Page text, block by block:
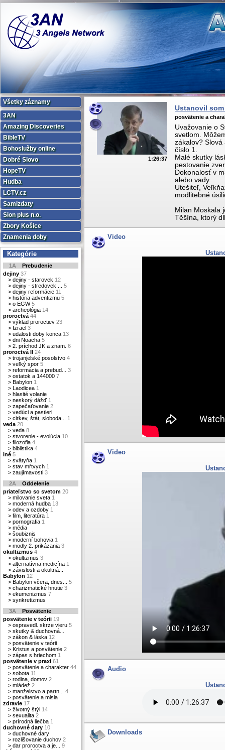
Všetky záznamy
3AN
Amazing Discoveries
BibleTV
Bohoslužby online
Dobré Slovo
HopeTV
Hudba
LCTV.cz
Samizdaty
Sion plus n.o.
Zbory Košice
Znamenia doby
Kategórie
1A Prebudenie
dejiny 37
> dejiny - starovek 12
> dejiny - stredovek ...
5
> dejiny reformácie 11
> história adventizmu 5
> o EGW 5
> archeológia 14
proroctvá 44
> výklad proroctiev 23
> Izrael 3
> udalosti doby konca 13
> dni Noacha 5
> 2. príchod JK a znam. 6
proroctvá II 24
> trojanjelské posolstvo 4
> veľký spor 5
> reformácia a prebud...
3
> ostatok a 144000 7
> Babylon 1
> Laodicea 1
> hlasité volanie
> neskorý dážď 1
> zapečaťovanie 2
> vedúci a pastieri
> cirkev, štát, sloboda...
1
veda 20
> veda 8
> stvorenie - evolúcia 10
> filozofia 4
> biblistika 4
iné 5
> svätyňa 1
> stav mŕtvych 1
> zaujímavosti 3
2A Oddelenie
priateľstvo so svetom 20
> milovanie sveta 1
> moderná hudba 13
> odev a ozdoby 1
> film, literatúra 1
> pornografia 1
> média
> šoubiznis
> moderní bohovia 1
> modly 2. prikázania 3
okultizmus 4
> okultizmus 3
> alternatívna medicína 1
> závislosti a okultná...
Babylon 12
> Babylon včera, dnes...
5
> charizmatické hnutie 3
> ekumenizmus 7
> synkretizmus
3A Posvätenie
posvätenie v teórii 19
> ospravedl. skrze vieru 5
> skutky & duchovná...
> zákon & láska 12
> posvätenie v teórii
> Kristus a posvätenie 2
> zápas s hriechom 1
posvätenie v praxi 61
> posvätenie a charakter 44
> sobota 11
> rodina, domov 2
> mládež 2
> manželstvo a partn...
4
> posvätenie a misia
zdravie 17
> životný štýl 14
> sexualita 2
> prírodná liečba 1
duchovné dary 10
> duchovné dary
> rozlišovanie duchov 2
> dar proroctva a je...
9
1:26:37
Ustanovil
posvätenie a
Uvažovanie o
svetlom.
zákalov? Slová
číslo 1.
Malé skutky
pestovanie
Dokonalosť v
alebo vady.
Utešiteľ,
modlitebné
Milan Moskala
Těšína, ktorý
Video
Video
Audio
Downloads